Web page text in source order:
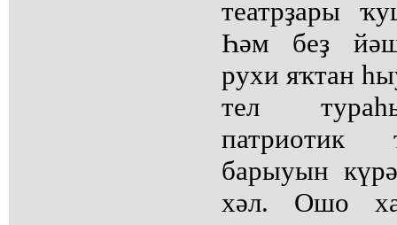
театрҙары
Һәм беҙ
рухи яҡтан
тел
патриотик
барыуын
хәл. Ошо